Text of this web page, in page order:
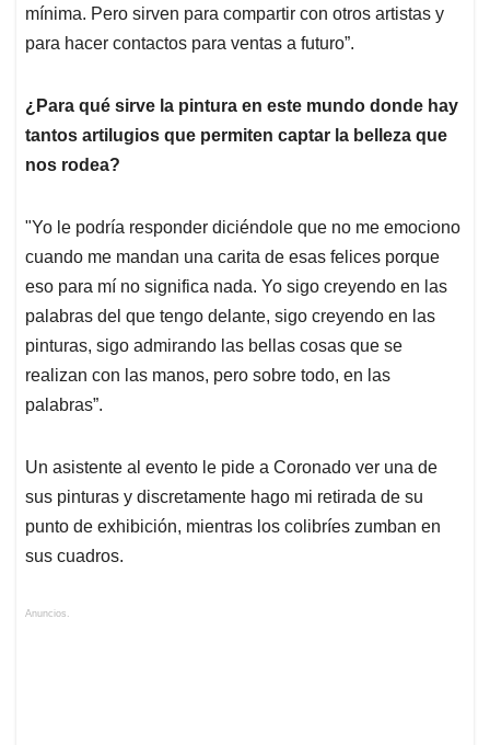
mínima. Pero sirven para compartir con otros artistas y
para hacer contactos para ventas a futuro”.
¿Para qué sirve la pintura en este mundo donde hay
tantos artilugios que permiten captar la belleza que
nos rodea?
"Yo le podría responder diciéndole que no me emociono
cuando me mandan una carita de esas felices porque
eso para mí no significa nada. Yo sigo creyendo en las
palabras del que tengo delante, sigo creyendo en las
pinturas, sigo admirando las bellas cosas que se
realizan con las manos, pero sobre todo, en las
palabras”.
Un asistente al evento le pide a Coronado ver una de
sus pinturas y discretamente hago mi retirada de su
punto de exhibición, mientras los colibríes zumban en
sus cuadros.
Anuncios.